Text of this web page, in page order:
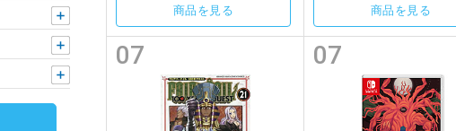
商品を見る 商品を見る
07 07